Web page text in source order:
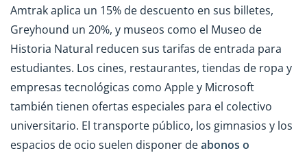
Amtrak aplica un 15% de descuento en sus billetes,
Greyhound un 20%, y museos como el Museo de
Historia Natural reducen sus tarifas de entrada para
estudiantes. Los cines, restaurantes, tiendas de ropa y
empresas tecnológicas como Apple y Microsoft
también tienen ofertas especiales para el colectivo
universitario. El transporte público, los gimnasios y los
espacios de ocio suelen disponer deabonos o